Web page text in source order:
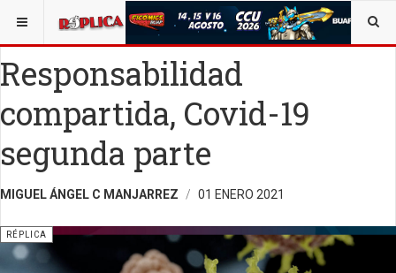
ESTÁ AQUÍ: TECNOLOGÍA OPINIÓN RÉPLICA
Responsabilidad
compartida, Covid-19
segunda parte
MIGUEL ÁNGEL C MANJARREZ 01 ENERO 2021
RÉPLICA